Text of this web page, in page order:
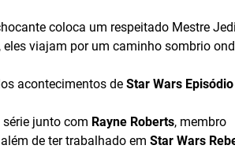
coloca um respeitado Mestre
viajam por um caminho sombrio
acontecimentos de Star Wars
junto com Rayne Roberts, membro
de ter trabalhado em Star Wars